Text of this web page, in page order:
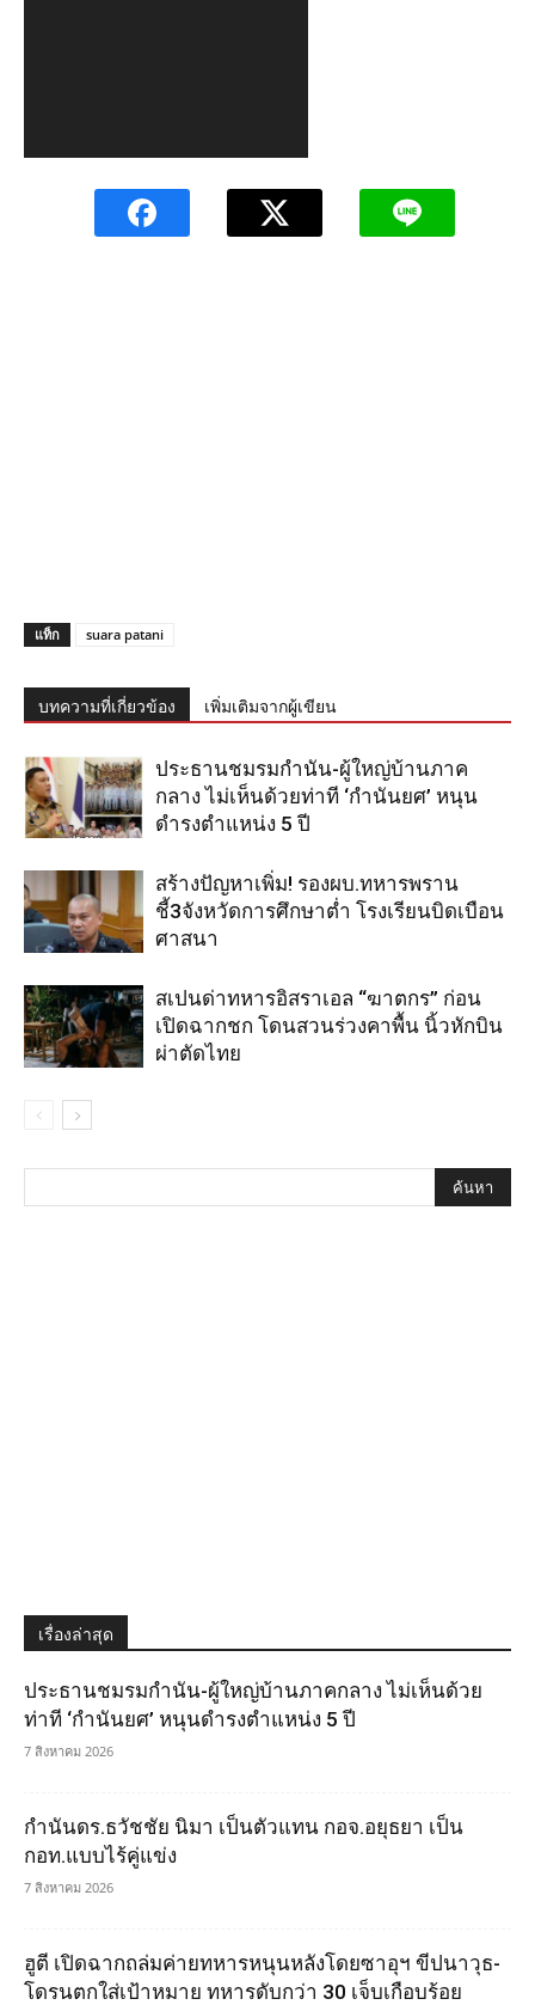
แท็ก suara patani
บทความที่เกี่ยวข้อง เพิ่มเติมจากผู้เขียน
ประธานชมรมกำนัน-ผู้ใหญ่บ้านภาค
กลาง ไม่เห็นด้วยท่าที ‘กำนันยศ’ หนุน
ดำรงตำแหน่ง 5 ปี
สร้างปัญหาเพิ่ม! รองผบ.ทหารพราน
ชี้3จังหวัดการศึกษาต่ำ โรงเรียนบิดเบือน
ศาสนา
สเปนด่าทหารอิสราเอล “ฆาตกร” ก่อน
เปิดฉากชก โดนสวนร่วงคาพื้น นิ้วหักบิน
ผ่าตัดไทย
เรื่องล่าสุด
ประธานชมรมกำนัน-ผู้ใหญ่บ้านภาคกลาง ไม่เห็นด้วย
ท่าที ‘กำนันยศ’ หนุนดำรงตำแหน่ง 5 ปี
7 สิงหาคม 2026
กำนันดร.ธวัชชัย นิมา เป็นตัวแทน กอจ.อยุธยา เป็น
กอท.แบบไร้คู่แข่ง
7 สิงหาคม 2026
ฮูตี เปิดฉากถล่มค่ายทหารหนุนหลังโดยซาอุฯ ขีปนาวุธ-
โดรนตกใส่เป้าหมาย ทหารดับกว่า 30 เจ็บเกือบร้อย